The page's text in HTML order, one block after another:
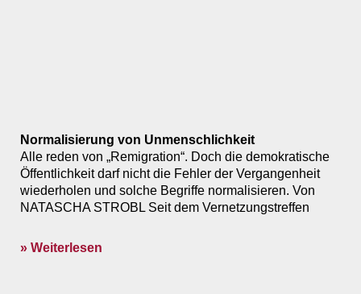
Normalisierung von Unmenschlichkeit
Alle reden von „Remigration“. Doch die demokratische
Öffentlichkeit darf nicht die Fehler der Vergangenheit
wiederholen und solche Begriffe normalisieren. Von
NATASCHA STROBL Seit dem Vernetzungstreffen
» Weiterlesen